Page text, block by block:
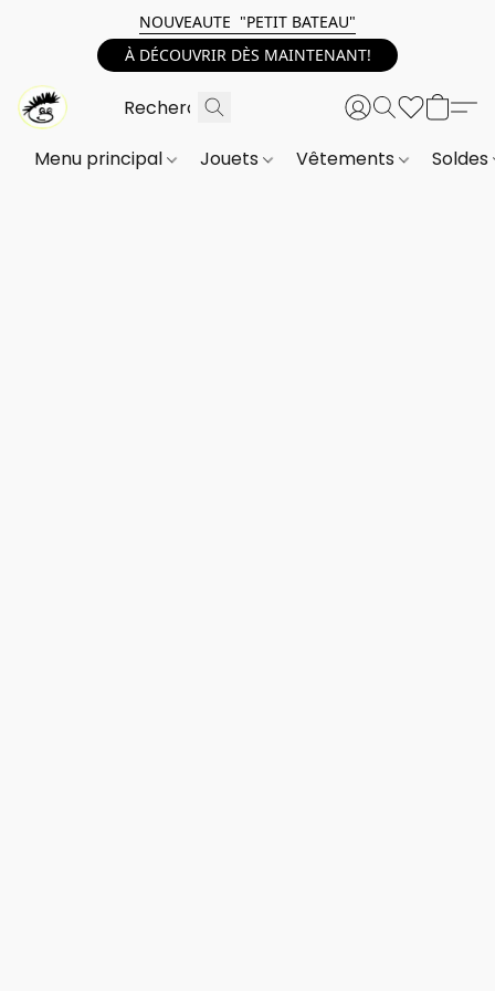
NOUVEAUTE "PETIT BATEAU"
À DÉCOUVRIR DÈS MAINTENANT!
Menu principal Jouets Vêtements Soldes